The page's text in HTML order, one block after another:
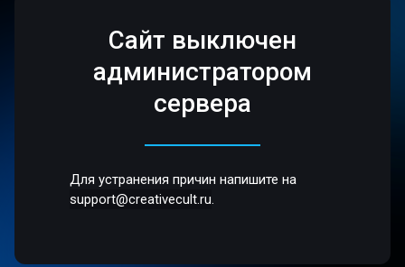
Сайт выключен
администратором
сервера
Для устранения причин напишите на
support@creativecult.ru